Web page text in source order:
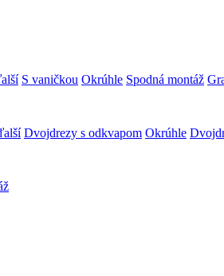
S vaničkou Okrúhle Spodná montáž
Dvojdrezy s odkvapom Okrúhle